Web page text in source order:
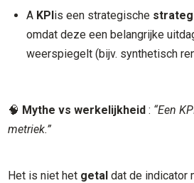
A KPI is een strategische
omdat deze een belangrijke
weerspiegelt (bijv. synthetisch
🧠 Mythe vs werkelijkheid : “Een
metriek.”
Het is niet het getal dat de indicator